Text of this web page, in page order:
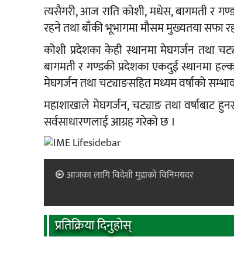
त्यसैगरी, आज राति कोशी, मधेस, बागमती र
रहने तथा बाँकी भूभागमा मौसम मुख्यतया सफा
कोशी प्रदेशका केही स्थानमा मेघगर्जन तथा
बागमती र गण्डकी प्रदेशका एकदुई स्थानमा
मेघगर्जन तथा चट्याङसहित मध्यम वर्षाको
महाशाखाले मेघगर्जन, चट्याङ तथा वर्षाबाट
सर्वसाधारणलाई आग्रह गरेको छ ।
आजका लागि विदेशी मुद्राको विनिमयदर
प्रतिक्रिया दिनुहोस्